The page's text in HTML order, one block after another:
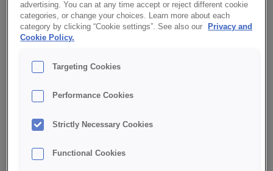
Credin Polska informuje, że na
podstawie analizy informacji
internetowej zidentyfikowano
sygnowanych marką Credin, które nie
były i nie są przeznaczone do sprzedaży
oraz nie pochodzą z autoryzowanego
kanału dystrybucji firmy.
advertising. You can at any time accept or reject different cookie
categories, or change your choices. Learn more about each
category by clicking “Cookie settings”. See also our
Privacy and
Cookie Policy.
Targeting Cookies
Performance Cookies
Strictly Necessary Cookies
Functional Cookies